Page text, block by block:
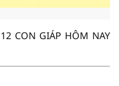
CON GIÁP HÔM NAY